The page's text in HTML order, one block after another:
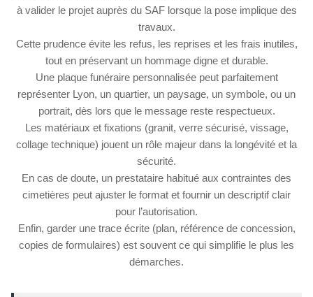
à valider le projet auprès du SAF lorsque la pose implique des
travaux.
Cette prudence évite les refus, les reprises et les frais inutiles,
tout en préservant un hommage digne et durable.
Une plaque funéraire personnalisée peut parfaitement
représenter Lyon, un quartier, un paysage, un symbole, ou un
portrait, dès lors que le message reste respectueux.
Les matériaux et fixations (granit, verre sécurisé, vissage,
collage technique) jouent un rôle majeur dans la longévité et la
sécurité.
En cas de doute, un prestataire habitué aux contraintes des
cimetières peut ajuster le format et fournir un descriptif clair
pour l’autorisation.
Enfin, garder une trace écrite (plan, référence de concession,
copies de formulaires) est souvent ce qui simplifie le plus les
démarches.